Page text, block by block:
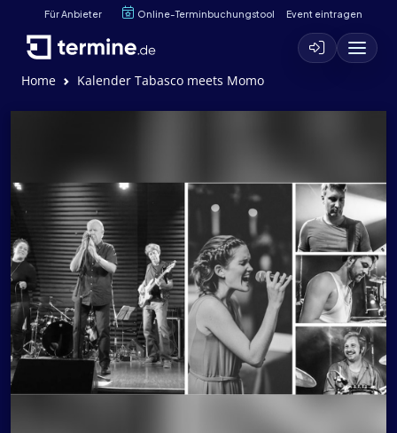
Für Anbieter Online-Terminbuchungstool Event eintragen
Home Kalender Tabasco meets Momo